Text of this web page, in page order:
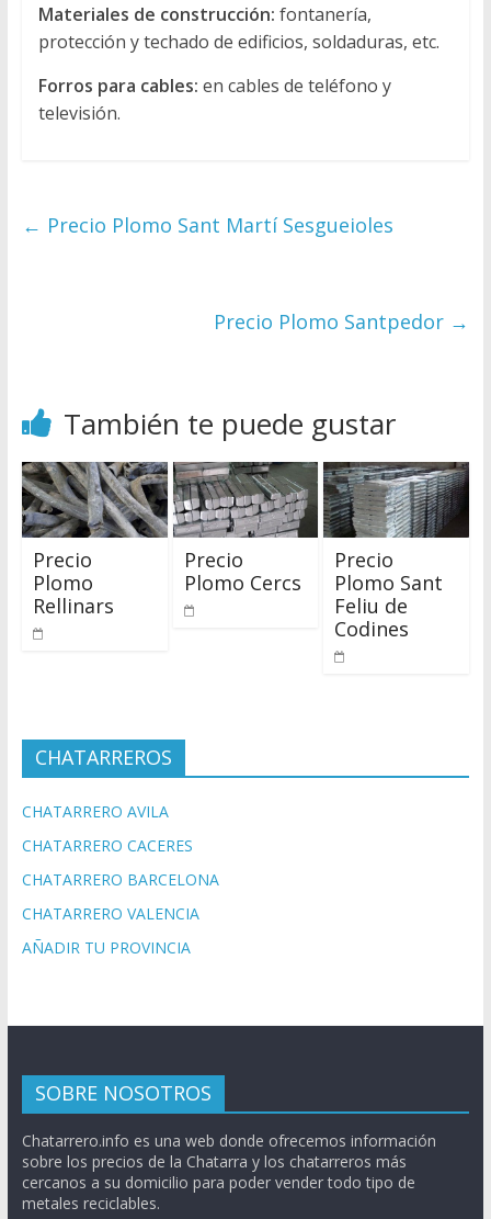
Materiales de construcción: fontanería,
protección y techado de edificios, soldaduras, etc.
Forros para cables: en cables de teléfono y
televisión.
← Precio Plomo Sant Martí Sesgueioles
Precio Plomo Santpedor →
También te puede gustar
Precio
Plomo
Rellinars
Precio
Plomo Cercs
Precio
Plomo Sant
Feliu de
Codines
CHATARREROS
CHATARRERO AVILA
CHATARRERO CACERES
CHATARRERO BARCELONA
CHATARRERO VALENCIA
AÑADIR TU PROVINCIA
SOBRE NOSOTROS
Chatarrero.info es una web donde ofrecemos información
sobre los precios de la Chatarra y los chatarreros más
cercanos a su domicilio para poder vender todo tipo de
metales reciclables.